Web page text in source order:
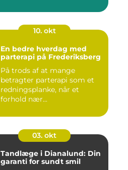
10. okt
En bedre hverdag med
parterapi på Frederiksberg
På trods af at mange
betragter parterapi som et
redningsplanke, når et
forhold nær...
03. okt
Tandlæge i Dianalund: Din
garanti for sundt smil